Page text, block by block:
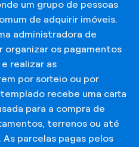
um grupo de pessoas
de adquirir imóveis.
administradora de
organizar os pagamentos
realizar as
por sorteio ou por
recebe uma carta
para a compra de
terrenos ou até
parcelas pagas pelos